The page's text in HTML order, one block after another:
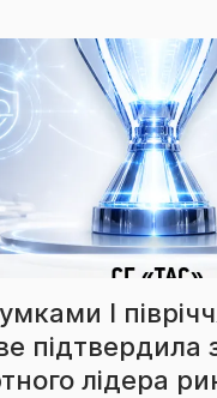
СГ «ТАС»
звання